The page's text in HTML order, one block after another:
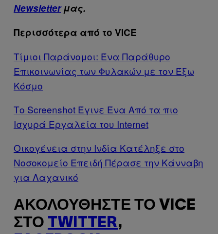
Newsletterμας.
Περισσότερα από το VICE
Τίμιοι Παράνομοι: Ένα Παράθυρο
Επικοινωνίας των Φυλακών με τον Έξω
Κόσμο
Το Screenshot Έγινε Ένα Από τα πιο
Ισχυρά Εργαλεία του Internet
Οικογένεια στην Ινδία Κατέληξε στο
Νοσοκομείο Επειδή Πέρασε την Κάνναβη
για Λαχανικό
ΑΚΟΛΟΥΘΉΣΤΕ ΤΟ VICE
ΣΤΟ TWITTER,